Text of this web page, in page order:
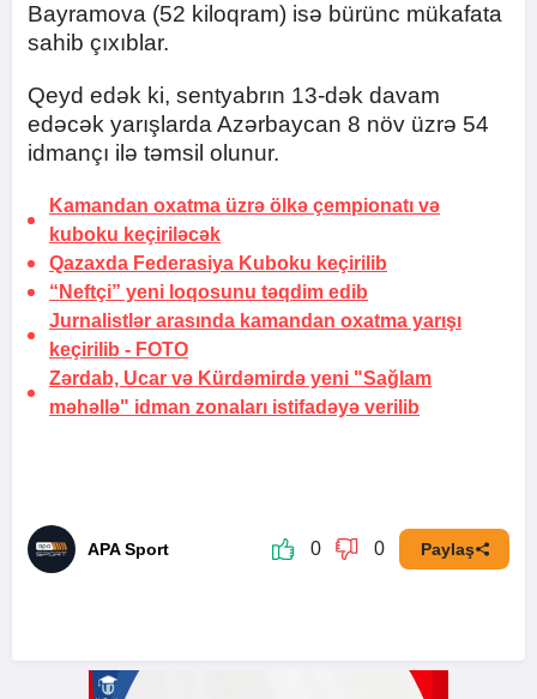
Bayramova (52 kiloqram) isə bürünc mükafata
sahib çıxıblar.
Qeyd edək ki, sentyabrın 13-dək davam
edəcək yarışlarda Azərbaycan 8 növ üzrə 54
idmançı ilə təmsil olunur.
Kamandan oxatma üzrə ölkə çempionatı və
kuboku keçiriləcək
Qazaxda Federasiya Kuboku keçirilib
“Neftçi” yeni loqosunu təqdim edib
Jurnalistlər arasında kamandan oxatma yarışı
keçirilib - FOTO
Zərdab, Ucar və Kürdəmirdə yeni "Sağlam
məhəllə" idman zonaları istifadəyə verilib
APA Sport 0 0 Paylaş